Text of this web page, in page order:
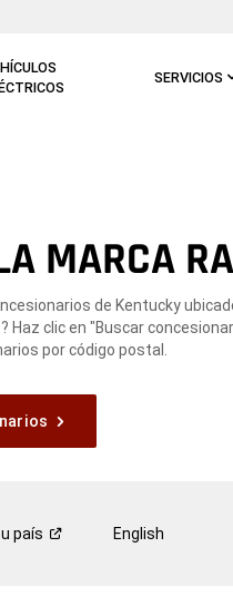
SERVICIOS
MARCA
de Kentucky
Haz clic en "Buscar
por código postal.
país English